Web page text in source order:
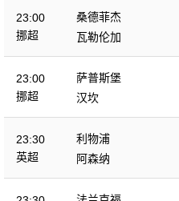
23:00
挪超
桑德菲杰
瓦勒伦加
23:00
挪超
萨普斯堡
汉坎
23:30
英超
利物浦
阿森纳